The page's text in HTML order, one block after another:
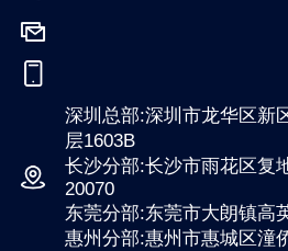
深圳总部:深圳市龙华区新
层1603B
长沙分部:长沙市雨花区复
20070
东莞分部:东莞市大朗镇高
惠州分部:惠州市惠城区潼